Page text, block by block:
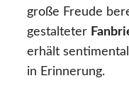
große Freude
gestalteter
erhält
in Erinnerung.